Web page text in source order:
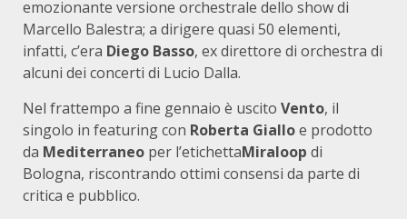
emozionante versione orchestrale dello show di
Marcello Balestra; a dirigere quasi 50 elementi,
infatti, c’era Diego Basso, ex direttore di orchestra di
alcuni dei concerti di Lucio Dalla.
Nel frattempo a fine gennaio è uscito Vento, il
singolo in featuring con Roberta Gialloe prodotto
da Mediterraneo per l’etichettaMiraloop di
Bologna, riscontrando ottimi consensi da parte di
critica e pubblico.